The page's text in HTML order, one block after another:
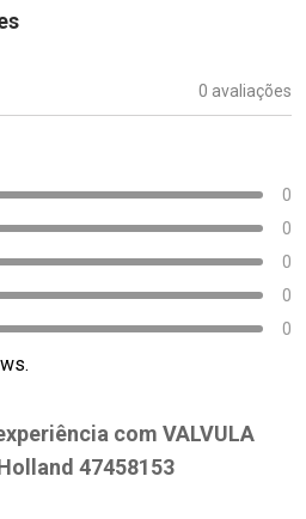
0 avaliações
0
0
0
0
0
com VALVULA
47458153